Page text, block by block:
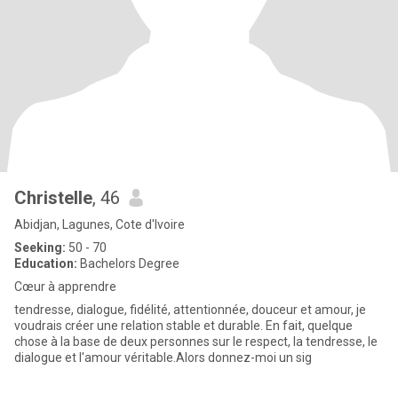
Christelle, 46
Abidjan, Lagunes, Cote d'Ivoire
Seeking: 50 - 70
Education: Bachelors Degree
Cœur à apprendre
tendresse, dialogue, fidélité, attentionnée, douceur et amour, je
voudrais créer une relation stable et durable. En fait, quelque
chose à la base de deux personnes sur le respect, la tendresse, le
dialogue et l'amour véritable.Alors donnez-moi un sig